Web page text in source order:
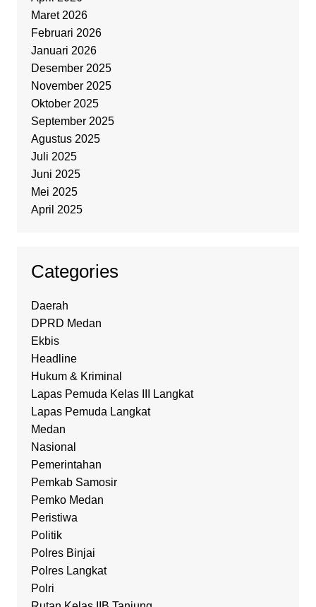
Maret 2026
Februari 2026
Januari 2026
Desember 2025
November 2025
Oktober 2025
September 2025
Agustus 2025
Juli 2025
Juni 2025
Mei 2025
April 2025
Categories
Daerah
DPRD Medan
Ekbis
Headline
Hukum & Kriminal
Lapas Pemuda Kelas III Langkat
Lapas Pemuda Langkat
Medan
Nasional
Pemerintahan
Pemkab Samosir
Pemko Medan
Peristiwa
Politik
Polres Binjai
Polres Langkat
Polri